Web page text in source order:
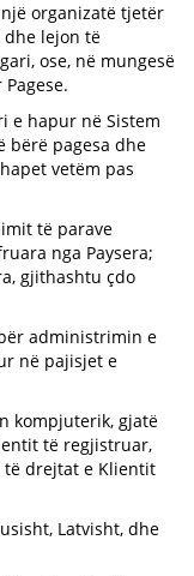
organizatë tjetër
dhe lejon të
ose, në mungesë
e hapur në Sistem
bërë pagesa dhe
vetëm pas
të parave
nga Paysera;
gjithashtu çdo
administrimin e
në pajisjet e
kompjuterik, gjatë
të regjistruar,
të drejtat e Klientit
Latvisht, dhe